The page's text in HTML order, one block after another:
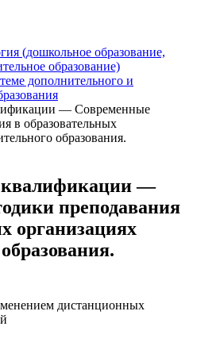
(дошкольное образование,
образование)
дополнительного и
— Современные
в образовательных
образования.
—
преподавания
организациях
дистанционных